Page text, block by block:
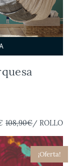
108,90€/ ROLLO
¡Oferta!